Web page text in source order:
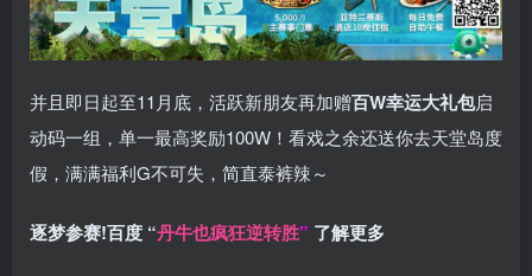
并且即日起至11月底，活跃新朋友再加赠百W幸运大礼包启
动码一组，单一最高奖励100W！看戏之余还送你去天堂岛度
假，满满福利G不可失，简直泰裤辣～
逐梦参赛!百度 “丹牛也疯狂逆转胜” 了解更多